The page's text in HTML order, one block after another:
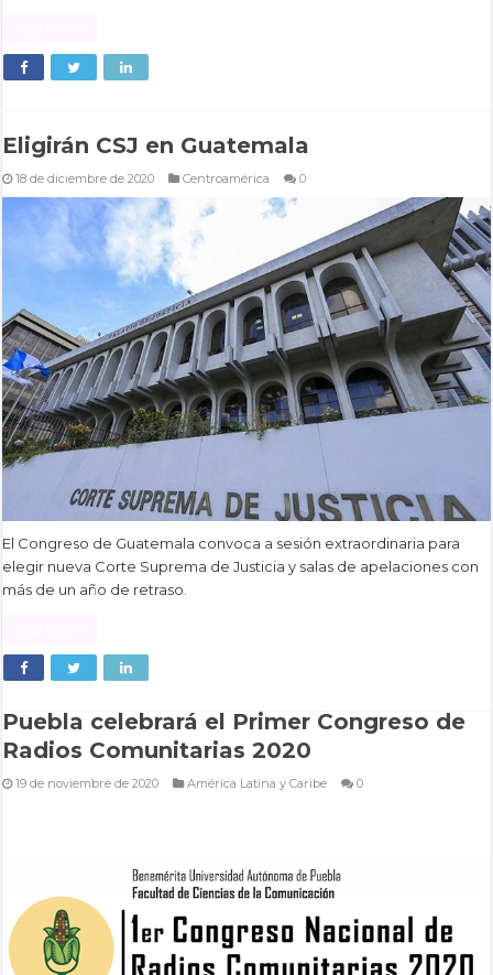
Eligirán CSJ en Guatemala
18 de diciembre de 2020 Centroamérica 0
El Congreso de Guatemala convoca a sesión extraordinaria para
elegir nueva Corte Suprema de Justicia y salas de apelaciones con
más de un año de retraso.
Puebla celebrará el Primer Congreso de
Radios Comunitarias 2020
19 de noviembre de 2020 América Latina y Caribe 0